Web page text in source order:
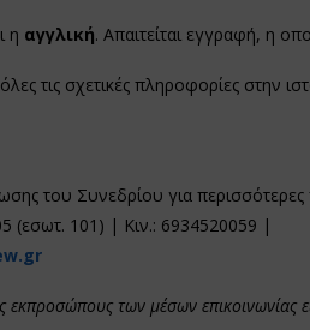
η αγγλική. Απαιτείται εγγραφή, η
τις σχετικές πληροφορίες στην
του Συνεδρίου για
(εσωτ. 101) | Κιν.: 6934520059 |
των μέσων επικοινωνίας